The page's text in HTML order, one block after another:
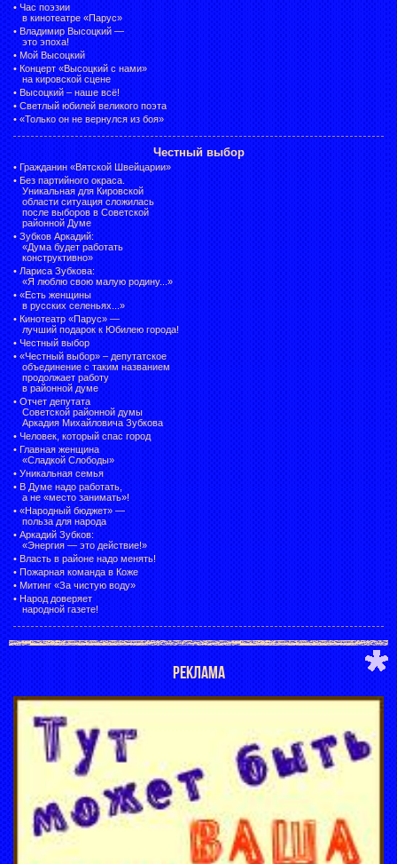
• Час поэзии
в кинотеатре «Парус»
• Владимир Высоцкий —
это эпоха!
• Мой Высоцкий
• Концерт «Высоцкий с нами»
на кировской сцене
• Высоцкий – наше всё!
• Светлый юбилей великого поэта
• «Только он не вернулся из боя»
Честный выбор
• Гражданин «Вятской Швейцарии»
• Без партийного окраса.
Уникальная для Кировской
области ситуация сложилась
после выборов в Советской
районной Думе
• Зубков Аркадий:
«Дума будет работать
конструктивно»
• Лариса Зубкова:
«Я люблю свою малую родину...»
• «Есть женщины
в русских селеньях...»
• Кинотеатр «Парус» —
лучший подарок к Юбилею города!
• Честный выбор
• «Честный выбор» – депутатское
объединение с таким названием
продолжает работу
в районной думе
• Отчет депутата
Советской районной думы
Аркадия Михайловича Зубкова
• Человек, который спас город
• Главная женщина
«Сладкой Слободы»
• Уникальная семья
• В Думе надо работать,
а не «место занимать»!
• «Народный бюджет» —
польза для народа
• Аркадий Зубков:
«Энергия — это действие!»
• Власть в районе надо менять!
• Пожарная команда в Коже
• Митинг «За чистую воду»
• Народ доверяет
народной газете!
РЕКЛАМА